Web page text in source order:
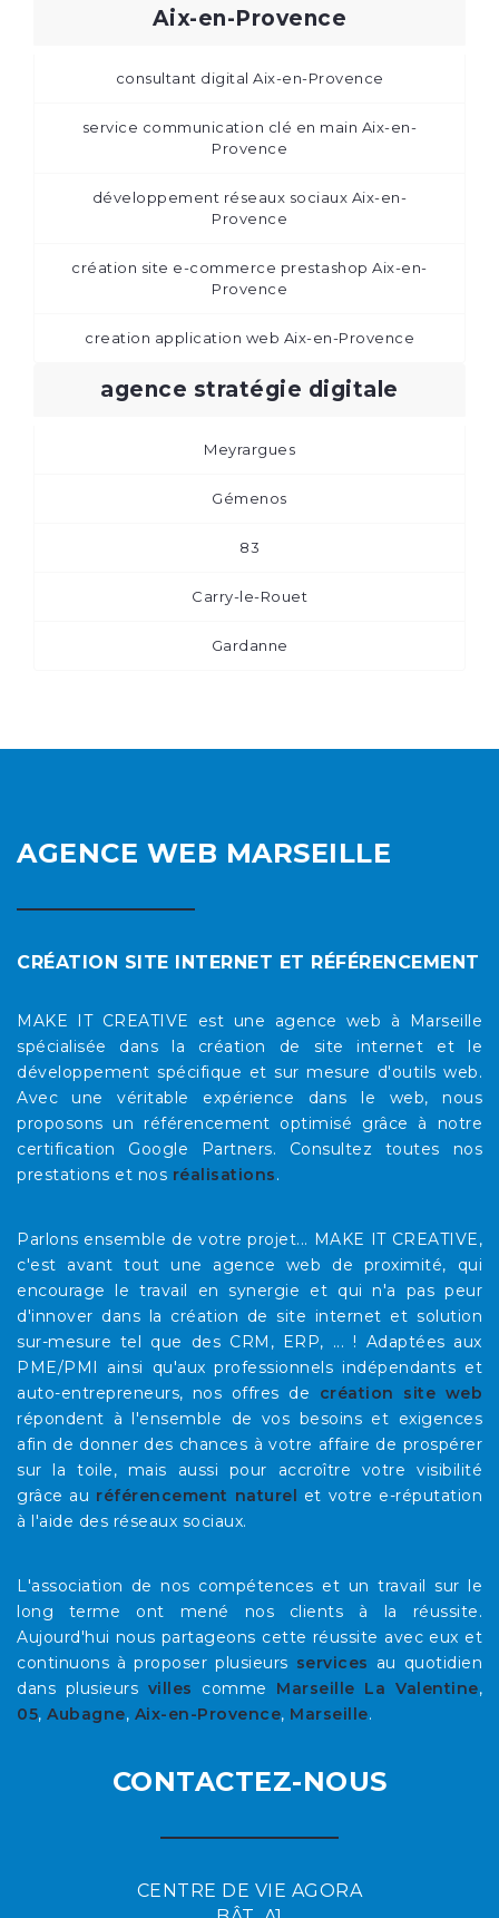
Aix-en-Provence
consultant digital Aix-en-Provence
service communication clé en main Aix-en-
Provence
développement réseaux sociaux Aix-en-
Provence
création site e-commerce prestashop Aix-en-
Provence
creation application web Aix-en-Provence
agence stratégie digitale
Meyrargues
Gémenos
83
Carry-le-Rouet
Gardanne
AGENCE WEB MARSEILLE
CRÉATION SITE INTERNET ET RÉFÉRENCEMENT
MAKE IT CREATIVE est une agence web à Marseille
spécialisée dans la création de site internet et le
développement spécifique et sur mesure d'outils web.
Avec une véritable expérience dans le web, nous
proposons un référencement optimisé grâce à notre
certification Google Partners. Consultez toutes nos
prestations et nos réalisations.
Parlons ensemble de votre projet... MAKE IT CREATIVE,
c'est avant tout une agence web de proximité, qui
encourage le travail en synergie et qui n'a pas peur
d'innover dans la création de site internet et solution
sur-mesure tel que des CRM, ERP, ... ! Adaptées aux
PME/PMI ainsi qu'aux professionnels indépendants et
auto-entrepreneurs, nos offres de création site web
répondent à l'ensemble de vos besoins et exigences
afin de donner des chances à votre affaire de prospérer
sur la toile, mais aussi pour accroître votre visibilité
grâce au référencement naturel et votre e-réputation
à l'aide des réseaux sociaux.
L'association de nos compétences et un travail sur le
long terme ont mené nos clients à la réussite.
Aujourd'hui nous partageons cette réussite avec eux et
continuons à proposer plusieurs services au quotidien
dans plusieurs villes comme Marseille La Valentine,
05, Aubagne, Aix-en-Provence, Marseille.
CONTACTEZ-NOUS
CENTRE DE VIE AGORA